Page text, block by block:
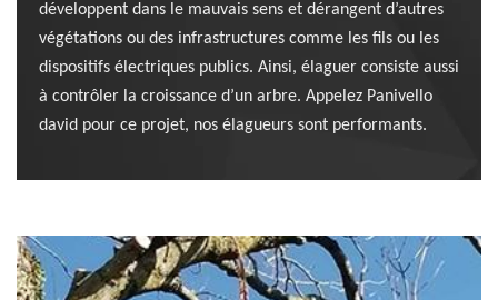
développent dans le mauvais sens et dérangent d’autres
végétations ou des infrastructures comme les fils ou les
dispositifs électriques publics. Ainsi, élaguer consiste aussi
à contrôler la croissance d’un arbre. Appelez Panivello
david pour ce projet, nos élagueurs sont performants.